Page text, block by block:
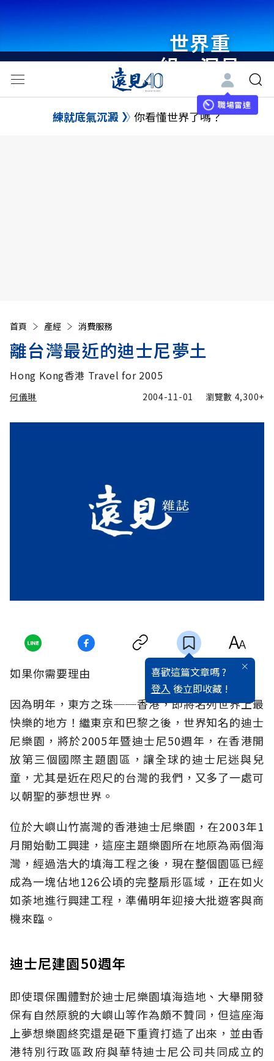
世界重
組・洞見
未來 與
世界領袖
職場雷達
練就底氣沉澱 你看懂世界了嗎？
首頁 產經 消費服務
離台灣最近的迪士尼夢土
Hong Kong香港 Travel for 2005
何儀琳 2004-11-01 瀏覽數 4,300+
喜歡這篇文章嗎 ?
登入 後立即收藏 !
如果你需要理由
因為明年，東方之珠──香港，即將名列世界上最
快樂的地方！繼東京和巴黎之後，世界知名的迪士
尼樂園，將於2005年暨迪士尼50週年，在香港開
放第三個國際主題園區，讓全球的迪士尼迷與兒
童，尤其是近在咫尺的台灣的我們，又多了一處可
以朝聖的夢想世界。
位於大嶼山竹嵩灣的香港迪士尼樂園，在2003年1
月開始動工興建，這座主題樂園所在地原為兩個海
灣，經過浩大的填海工程之後，現在整個園區已經
成為一塊佔地126公頃的完整扇形區域，正在如火
如荼地進行興建工程，準備明年迎接大批遊客與商
機來臨。
迪士尼建園50週年
即使環保團體對於迪士尼樂園填海造地、大舉開發
保有自然原貌的大嶼山等作為頗不贊同，但這座海
上夢想樂園終究還是砸下重資打造了出來，並由香
港特別行政區政府與華特迪士尼公司共同成立的